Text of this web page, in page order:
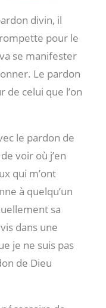
divin, il
pour le
se manifester
Le pardon
de celui que l’on
le pardon de
voir où j’en
qui m’ont
à quelqu’un
sa
dans une
je ne suis pas
de Dieu